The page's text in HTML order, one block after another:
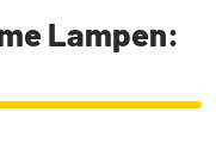
Lampen: